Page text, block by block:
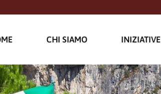
CHI SIAMO INIZIATIVE